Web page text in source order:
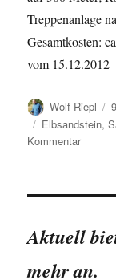
Treppenanlage
Gesamtkosten:
vom 15.12.2012
Autor
Wolf Riepl
Schlagwörter
Elbsandstein,
Kommentarzu
Aktuell
mehr an.